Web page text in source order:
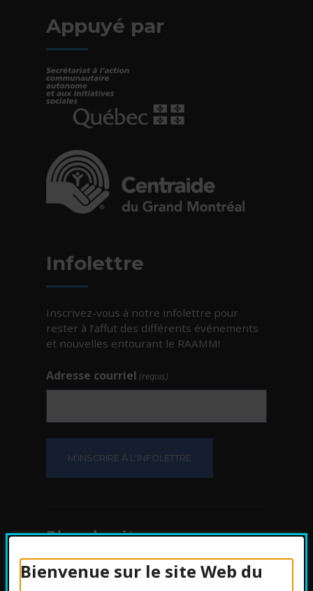
Bienvenue sur le site Web du
Appuyé par
Infolettre
Inscrivez-vous à notre infolettre pour
rester à l’affut des différents événements
et nouvelles entourant le RAAMM!
Adresse courriel (requis)
Plan du site
Protection des